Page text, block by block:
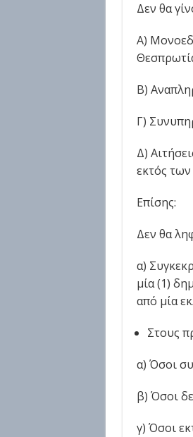
Δεν θα
Α)
Β)
Γ)
Δ)
εκτός
Επίσης:
Δεν θα
α)
μία (1)
από μία
Στους
α) Όσοι
β) Όσοι
γ) Όσοι